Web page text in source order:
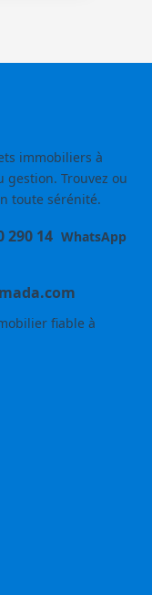
immobiliers à
gestion. Trouvez ou
toute sérénité.
290 14 WhatsApp
fiable à